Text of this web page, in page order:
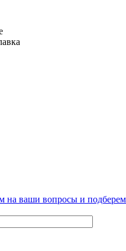
ваши вопросы и